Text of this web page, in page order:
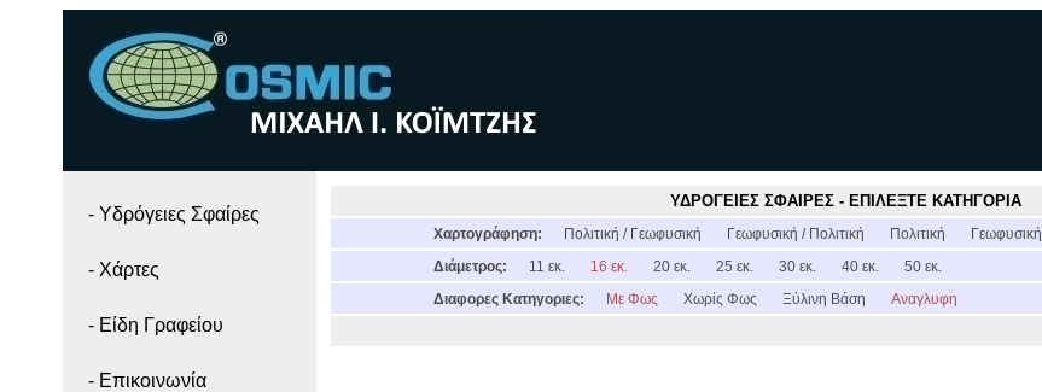
- Yδρόγειες Σφαίρες
- Χάρτες
- Είδη Γραφείου
- Επικοινωνία
ΥΔΡΟΓΕΙΕΣ ΣΦΑΙΡΕΣ - ΕΠΙΛΕΞΤΕ ΚΑΤΗΓΟΡΙΑ
Χαρτογράφηση: Πολιτική / Γεωφυσική Γεωφυσική / Πολιτική Πολιτική Γεωφυσική
Διάμετρος:
11 εκ. 16 εκ. 20 εκ. 25 εκ. 30 εκ. 40 εκ.
50 εκ.
Διαφορες Κατηγοριες:
Με Φως Χωρίς Φως Ξύλινη Βάση Αναγλυφη